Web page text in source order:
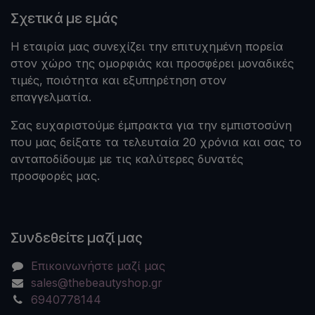
Σχετικά με εμάς
Η εταιρία μας συνεχίζει την επιτυχημένη πορεία
στον χώρο της ομορφιάς και προσφέρει μοναδικές
τιμές, ποιότητα και εξυπηρέτηση στον
επαγγελματία.
Σας ευχαριστούμε έμπρακτα για την εμπιστοσύνη
που μας δείξατε τα τελευταία 20 χρόνια και σας το
ανταποδίδουμε με τις καλύτερες δυνατές
προσφορές μας.
Συνδεθείτε μαζί μας
Επικοινωνήστε μαζί μας
sales@thebeautyshop.gr
6940778144